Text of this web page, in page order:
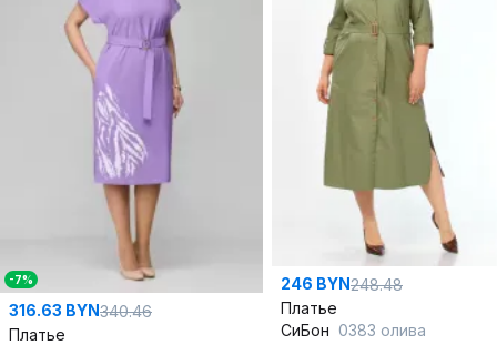
-7%
316.63 BYN340.46
Платье
246 BYN248.48
Платье
СиБон 0383 олива